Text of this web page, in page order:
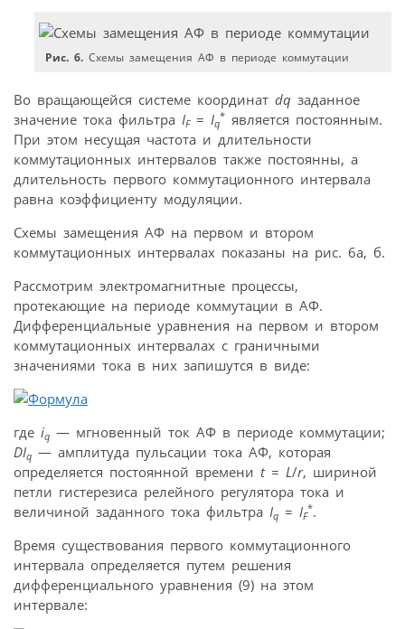
Рис. 6. Схемы замещения АФ в периоде коммутации
Во вращающейся системе координат dq заданное
значение тока фильтра IF= Iq
* является постоянным.
При этом несущая частота и длительности
коммутационных интервалов также постоянны, а
длительность первого коммутационного интервала
равна коэффициенту модуляции.
Схемы замещения АФ на первом и втором
коммутационных интервалах показаны на рис. 6а, б.
Рассмотрим электромагнитные процессы,
протекающие на периоде коммутации в АФ.
Дифференциальные уравнения на первом и втором
коммутационных интервалах с граничными
значениями тока в них запишутся в виде:
где iq — мгновенный ток АФ в периоде коммутации;
DIq — амплитуда пульсации тока АФ, которая
определяется постоянной времени t= L/r, шириной
петли гистерезиса релейного регулятора тока и
величиной заданного тока фильтра Iq = IF
*.
Время существования первого коммутационного
интервала определяется путем решения
дифференциального уравнения (9) на этом
интервале: